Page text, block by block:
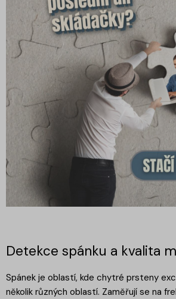
Detekce spánku a kvalita
Spánek je oblastí, kde chytré prsteny
několik různých oblastí. Zaměřují se na